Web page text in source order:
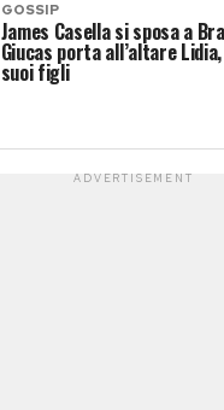
GOSSIP
James Casella si sposa a
Giucas porta all’altare
suoi figli
ADVERTISEMENT